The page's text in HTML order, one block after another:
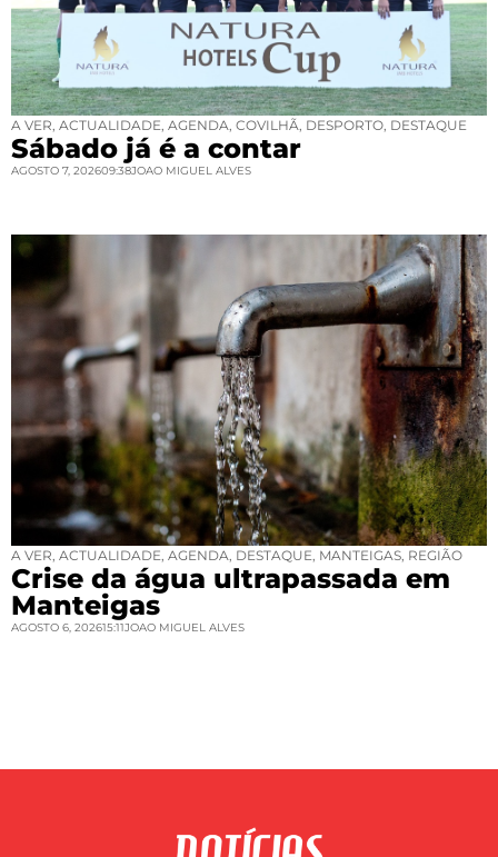
A VER ACTUALIDADE AGENDA COVILHÃ DESPORTO DESTAQUE
Sábado já é a contar
AGOSTO 7, 202609:38JOAO MIGUEL ALVES
A VER ACTUALIDADE AGENDA DESTAQUE MANTEIGAS REGIÃO
Crise da água ultrapassada em
Manteigas
AGOSTO 6, 202615:11JOAO MIGUEL ALVES